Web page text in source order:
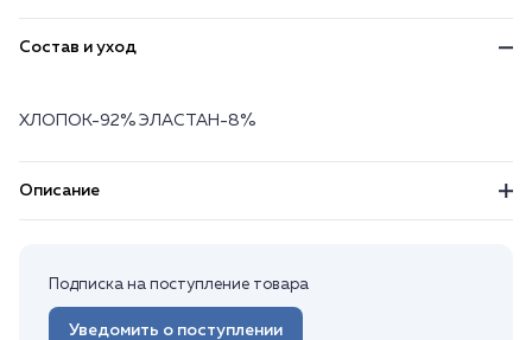
Состав и уход
ХЛОПОК-92% ЭЛАСТАН-8%
Описание
Подписка на поступление товара
Уведомить о поступлении